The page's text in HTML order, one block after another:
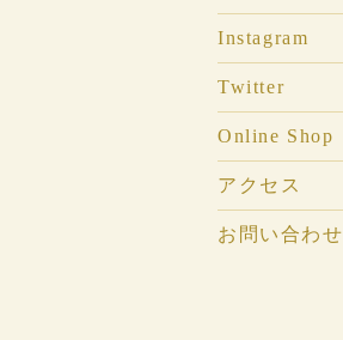
Instagram
Twitter
Online Shop
アクセス
お問い合わせ